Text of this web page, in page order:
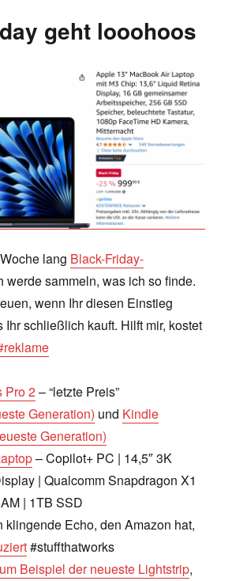
geht looohoos
lang Black-Friday-
werde sammeln, was ich so finde.
wenn Ihr diesen Einstieg
Ihr schließlich kauft. Hilft mir, kostet
Pro 2– “letzte Preis”
Generation) und Kindle
Generation)
– Copilot+ PC | 14,5″ 3K
| Qualcomm Snapdragon X1
| 1TB SSD
klingende Echo, den Amazon hat,
#stuffthatworks
Beispiel der neueste Lightstrip,